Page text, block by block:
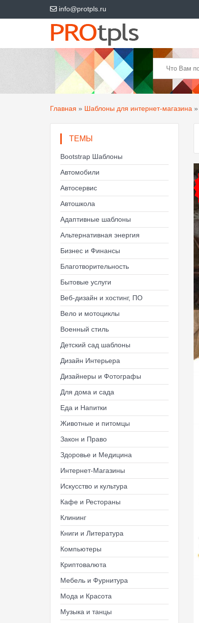
info@protpls.ru
Главная » Шаблоны для интернет-магазина »
ТЕМЫ
Bootstrap Шаблоны
Автомобили
Автосервис
Автошкола
Адаптивные шаблоны
Альтернативная энергия
Бизнес и Финансы
Благотворительность
Бытовые услуги
Веб-дизайн и хостинг, ПО
Вело и мотоциклы
Военный стиль
Детский сад шаблоны
Дизайн Интерьера
Дизайнеры и Фотографы
Для дома и сада
Еда и Напитки
Животные и питомцы
Закон и Право
Здоровье и Медицина
Интернет-Магазины
Искусство и культура
Кафе и Рестораны
Клининг
Книги и Литература
Компьютеры
Криптовалюта
Мебель и Фурнитура
Мода и Красота
Музыка и танцы